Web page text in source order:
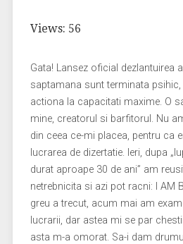
Views: 56
Gata! Lansez oficial dezlantuirea
saptamana sunt terminata
actiona la capacitati maxime. O
mine, creatorul si barfitorul. Nu
din ceea ce-mi placea, pentru ca
lucrarea de dizertatie. Ieri, dupa
durat aproape 30 de ani” am
netrebnicita si azi pot racni: I AM
greu a trecut, acum mai am
lucrarii, dar astea mi se par
asta m-a omorat. Sa-i dam